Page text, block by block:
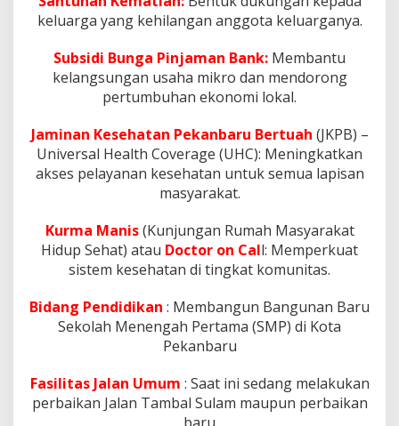
keluarga yang kehilangan anggota keluarganya.
Subsidi Bunga Pinjaman Bank: Membantu
kelangsungan usaha mikro dan mendorong
pertumbuhan ekonomi lokal.
Jaminan Kesehatan Pekanbaru Bertuah (JKPB) –
Universal Health Coverage (UHC): Meningkatkan
akses pelayanan kesehatan untuk semua lapisan
masyarakat.
Kurma Manis(Kunjungan Rumah Masyarakat
Hidup Sehat) atau Doctor on Call: Memperkuat
sistem kesehatan di tingkat komunitas.
Bidang Pendidikan : Membangun Bangunan Baru
Sekolah Menengah Pertama (SMP) di Kota
Pekanbaru
Fasilitas Jalan Umum : Saat ini sedang melakukan
perbaikan Jalan Tambal Sulam maupun perbaikan